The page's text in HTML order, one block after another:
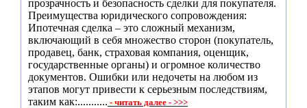
прозрачность и безопасность сделки для покупателя.
Преимущества юридического сопровождения:
Ипотечная сделка – это сложный механизм,
включающий в себя множество сторон (покупатель,
продавец, банк, страховая компания, оценщик,
государственные органы) и огромное количество
документов. Ошибки или недочеты на любом из
этапов могут привести к серьезным последствиям,
таким как:........... - читать далее - >>>